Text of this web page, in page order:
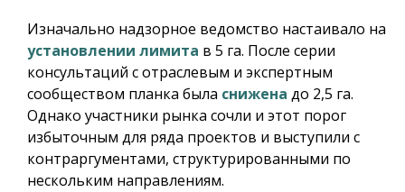
Изначально надзорное ведомство настаивало на
установлении лимита в 5 га. После серии
консультаций с отраслевым и экспертным
сообществом планка была снижена до 2,5 га.
Однако участники рынка сочли и этот порог
избыточным для ряда проектов и выступили с
контраргументами, структурированными по
нескольким направлениям.